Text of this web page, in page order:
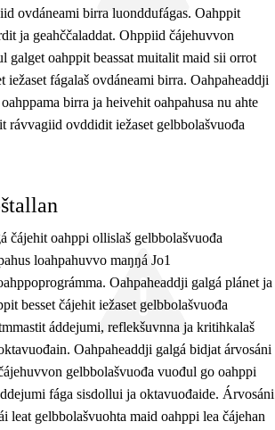
ovdáneami birra luonddufágas. Oahppit
ja geahččaladdat. Ohppiid čájehuvvon
galget oahppit beassat muitalit maid sii orrot
iežaset fágalaš ovdáneami birra. Oahpaheaddji
birra ja heivehit oahpahusa nu ahte
rávvagiid ovddidit iežaset gelbbolašvuođa
čájehit oahppi ollislaš gelbbolašvuođa
loahpahuvvo maŋŋá Jo1
Oahpaheaddji galgá plánet ja
besset čájehit iežaset gelbbolašvuođa
áddejumi, reflekšuvnna ja kritihkalaš
Oahpaheaddji galgá bidjat árvosáni
gelbbolašvuođa vuođul go oahppi
fága sisdollui ja oktavuođaide. Árvosáni
leat gelbbolašvuohta maid oahppi lea čájehan